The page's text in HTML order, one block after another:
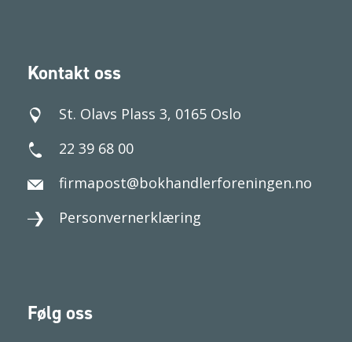
Kontakt oss
St. Olavs Plass 3, 0165 Oslo
22 39 68 00
firmapost@bokhandlerforeningen.no
Personvernerklæring
Følg oss